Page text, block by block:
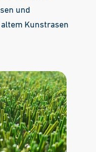
und
Kunstrasen